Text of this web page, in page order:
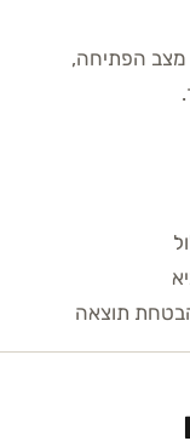
מצב הפתיחה,
תוצאה